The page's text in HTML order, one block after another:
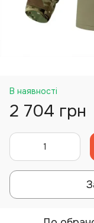
В наявності
2 704 грн